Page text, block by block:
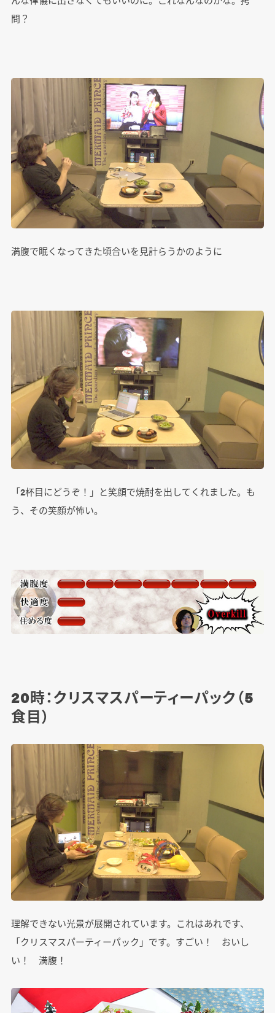
問？
満腹で眠くなってきた頃合いを見計らうかのように
「2杯目にどうぞ！」と笑顔で焼酎を出してくれました。も
う、その笑顔が怖い。
20時：クリスマスパーティーパック（5
食目）
理解できない光景が展開されています。これはあれです、
「クリスマスパーティーパック」です。すごい！ おいし
い！ 満腹！